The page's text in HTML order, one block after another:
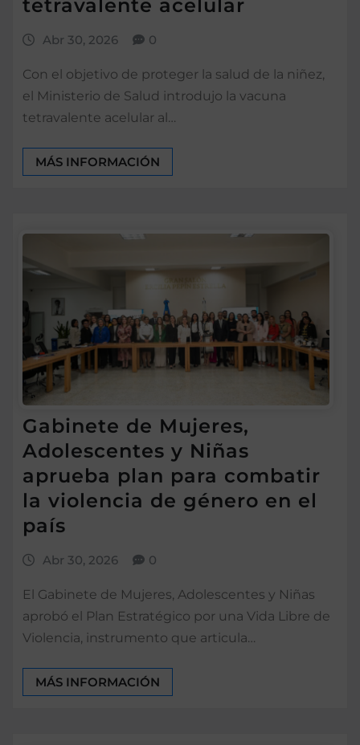
tetravalente acelular
Abr 30, 2026 0
Con el objetivo de proteger la salud de la niñez,
el Ministerio de Salud introdujo la vacuna
tetravalente acelular al…
MÁS INFORMACIÓN
Gabinete de Mujeres,
Adolescentes y Niñas
aprueba plan para combatir
la violencia de género en el
país
Abr 30, 2026 0
El Gabinete de Mujeres, Adolescentes y Niñas
aprobó el Plan Estratégico por una Vida Libre de
Violencia, instrumento que articula…
MÁS INFORMACIÓN